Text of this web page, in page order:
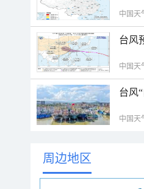
中国天
台风
中国天
台风
中国天
周边地区